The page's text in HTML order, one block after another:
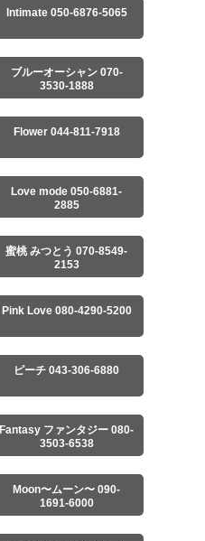
Intimate 050-6876-5065
ブルーオーシャン 070-
3530-1888
Flower 044-811-7918
Love mode 050-6881-
2885
蜜桃 みつとう 070-8549-
2153
Pink Love 080-4290-5200
ピーチ 043-306-6880
Fantasy ファンタジー 080-
3503-6538
Moon〜ムーン〜 090-
1691-6000